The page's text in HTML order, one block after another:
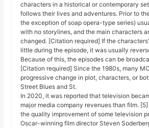
characters in a historical or contemporary
follows their lives and adventures. Prior to
the exception of soap opera-type series)
with no storylines, and the main characters
changed. [Citation required] If the
little during the episode, it was usually
Because of this, the episodes can be
[Citation required] Since the 1980s, many
progressive change in plot, characters, or
Street Blues and St.
In 2020, it was reported that television
major media company revenues than film.
the quality improvement of some television
Oscar-winning film director Steven